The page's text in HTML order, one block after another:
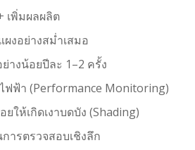
เพิ่มผลผลิต
งอย่างสม่ำเสมอ
างน้อยปีละ 1–2 ครั้ง
ฟฟ้า (Performance Monitoring)
ยให้เกิดเงาบดบัง (Shading)
ารตรวจสอบเชิงลึก